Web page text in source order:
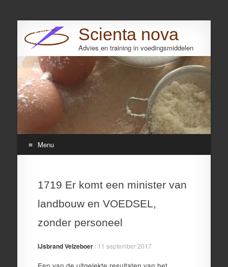
Scienta nova
Advies en training in voedingsmiddelen
Search
Menu
content1719 Er komt een minister van
landbouw en VOEDSEL,
zonder personeel
IJsbrand Velzeboer/ 11 september 2017